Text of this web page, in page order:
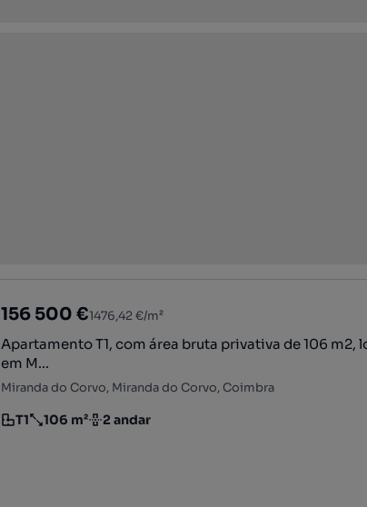
156 500 €1476,42 €/m²
Apartamento T1, com área bruta privativa de 106 m2,
em M...
Miranda do Corvo, Miranda do Corvo, Coimbra
Tipologia
T1
Preço por metro quadrado
106 m²
Andar 2 andar